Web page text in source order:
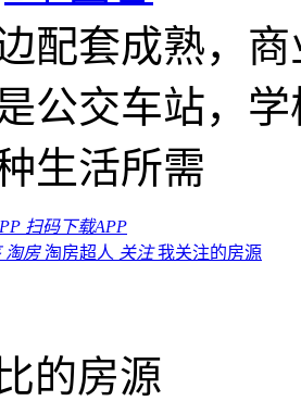
配套成熟，
公交车站，
生活所需
扫码下载APP
淘房 淘房超人 关注 我关注的房源
的房源